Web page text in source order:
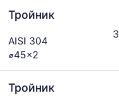
Тройник
AISI 304
⌀45x2
Тройник